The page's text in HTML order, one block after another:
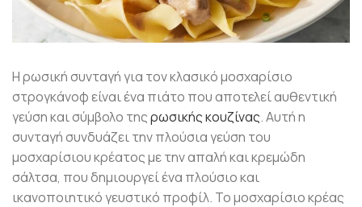
Η ρωσική συνταγή για τον κλασικό μοσχαρίσιο
στρογκάνοφ είναι ένα πιάτο που αποτελεί αυθεντική
γεύση και σύμβολο τηςρωσικής κουζίνας. Αυτή η
συνταγή συνδυάζει την πλούσια γεύση του
μοσχαρίσιου κρέατος με την απαλή και κρεμώδη
σάλτσα, που δημιουργεί ένα πλούσιο και
ικανοποιητικό γευστικό προφίλ. Το μοσχαρίσιο κρέας